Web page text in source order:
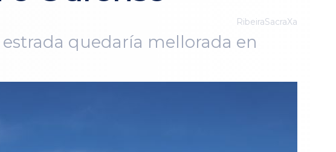
RibeiraSacraXa
quedaría mellorada en